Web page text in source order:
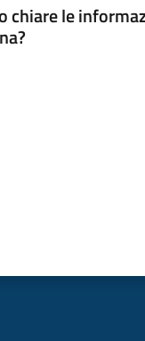
chiare le